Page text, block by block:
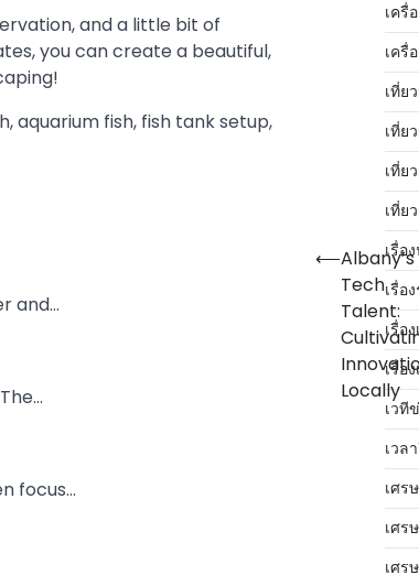
and a little bit of
you can create a beautiful,
aquarium fish, fish tank setup,
and…
focus…
⟵Albany’s
Tech
Talent:
Locally
เครื่
เครื่
เที่ย
เที่ย
เที่ย
เที่ย
เรื่อ
เรื่อ
เรื่อ
เรื่อ
เวที
เวล
เศร
เศร
เศร